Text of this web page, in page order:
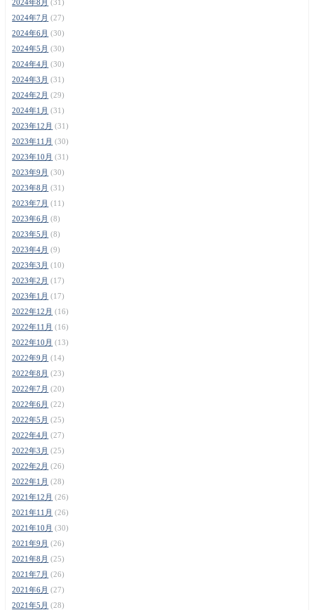
2024年8月 (31)
2024年7月 (27)
2024年6月 (30)
2024年5月 (30)
2024年4月 (30)
2024年3月 (31)
2024年2月 (29)
2024年1月 (31)
2023年12月 (31)
2023年11月 (30)
2023年10月 (31)
2023年9月 (30)
2023年8月 (31)
2023年7月 (11)
2023年6月 (8)
2023年5月 (8)
2023年4月 (9)
2023年3月 (10)
2023年2月 (17)
2023年1月 (17)
2022年12月 (16)
2022年11月 (16)
2022年10月 (13)
2022年9月 (14)
2022年8月 (23)
2022年7月 (20)
2022年6月 (22)
2022年5月 (25)
2022年4月 (27)
2022年3月 (25)
2022年2月 (26)
2022年1月 (28)
2021年12月 (26)
2021年11月 (26)
2021年10月 (30)
2021年9月 (26)
2021年8月 (25)
2021年7月 (26)
2021年6月 (27)
2021年5月 (28)